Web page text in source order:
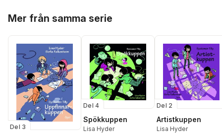
Mer från samma serie
Del 3
Del 4
Spökkuppen
Lisa Hyder
Del 2
Artistkuppen
Lisa Hyder